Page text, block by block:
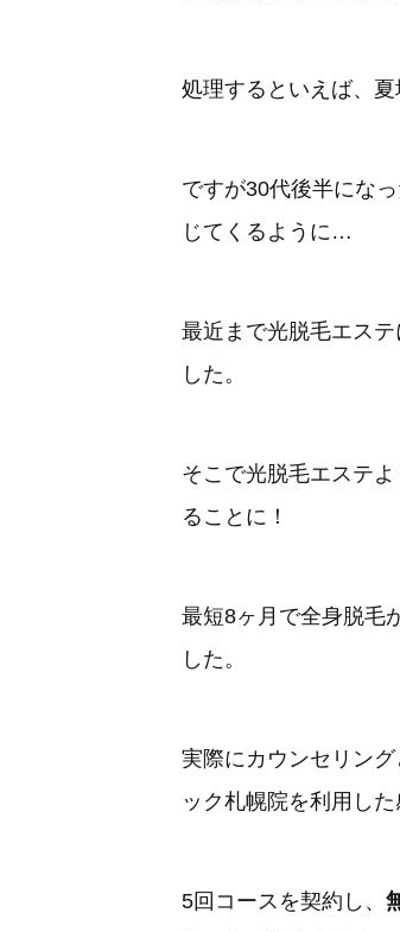
処理するといえば、
ですが30代後半にな
じてくるように…
最近まで光脱毛エス
した。
そこで光脱毛エステ
ることに！
最短8ヶ月で全身脱毛
した。
実際にカウンセリン
ック札幌院を利用し
5回コースを契約し、